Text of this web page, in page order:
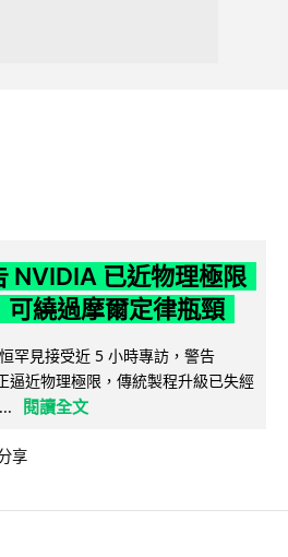
NVIDIA 已近物理極限
可繞過摩爾定律瓶頸
罕見接受近 5 小時專訪，警告
逼近物理極限，傳統製程升級已失經
閱讀全文
享